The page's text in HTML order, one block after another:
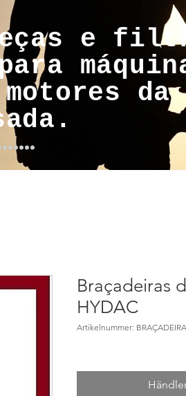
e
motores
Braçadeiras
HYDAC
Artikelnummer: